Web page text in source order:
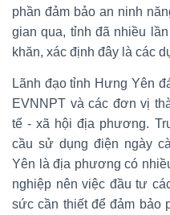
phần đảm bảo an ninh
gian qua, tỉnh đã nhiều
khăn, xác định đây là các
Lãnh đạo tỉnh Hưng Yên
EVNNPT và các đơn vị
tế - xã hội địa phương.
cầu sử dụng điện ngày
Yên là địa phương có
nghiệp nên việc đầu tư
sức cần thiết để đảm bảo